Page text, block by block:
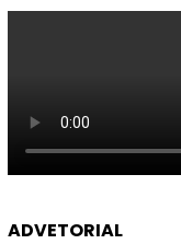
ADVETORIAL